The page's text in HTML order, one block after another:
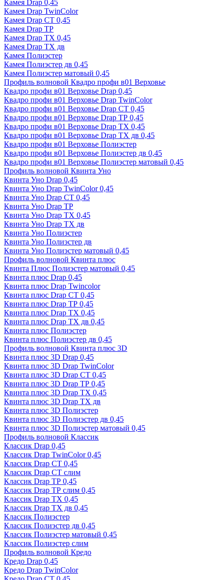
Камея Drap 0,45
Камея Drap TwinColor
Камея Drap СТ 0,45
Камея Drap ТР
Камея Drap ТХ 0,45
Камея Drap ТХ дв
Камея Полиэстер
Камея Полиэстер дв 0,45
Камея Полиэстер матовый 0,45
Профиль волновой Квадро профи в01 Верховье
Квадро профи в01 Верховье Drap 0,45
Квадро профи в01 Верховье Drap TwinColor
Квадро профи в01 Верховье Drap СТ 0,45
Квадро профи в01 Верховье Drap ТР 0,45
Квадро профи в01 Верховье Drap ТХ 0,45
Квадро профи в01 Верховье Drap ТХ дв 0,45
Квадро профи в01 Верховье Полиэстер
Квадро профи в01 Верховье Полиэстер дв 0,45
Квадро профи в01 Верховье Полиэстер матовый 0,45
Профиль волновой Квинта Уно
Квинта Уно Drap 0,45
Квинта Уно Drap TwinColor 0,45
Квинта Уно Drap СТ 0,45
Квинта Уно Drap ТР
Квинта Уно Drap ТХ 0,45
Квинта Уно Drap ТХ дв
Квинта Уно Полиэстер
Квинта Уно Полиэстер дв
Квинта Уно Полиэстер матовый 0,45
Профиль волновой Квинта плюс
Квинта Плюс Полиэстер матовый 0,45
Квинта плюс Drap 0,45
Квинта плюс Drap Twincolor
Квинта плюс Drap СТ 0,45
Квинта плюс Drap ТР 0,45
Квинта плюс Drap ТХ 0,45
Квинта плюс Drap ТХ дв 0,45
Квинта плюс Полиэстер
Квинта плюс Полиэстер дв 0,45
Профиль волновой Квинта плюс 3D
Квинта плюс 3D Drap 0,45
Квинта плюс 3D Drap TwinColor
Квинта плюс 3D Drap СТ 0,45
Квинта плюс 3D Drap ТР 0,45
Квинта плюс 3D Drap ТХ 0,45
Квинта плюс 3D Drap ТХ дв
Квинта плюс 3D Полиэстер
Квинта плюс 3D Полиэстер дв 0,45
Квинта плюс 3D Полиэстер матовый 0,45
Профиль волновой Классик
Классик Drap 0,45
Классик Drap TwinColor 0,45
Классик Drap СТ 0,45
Классик Drap СТ слим
Классик Drap ТР 0,45
Классик Drap ТР слим 0,45
Классик Drap ТХ 0,45
Классик Drap ТХ дв 0,45
Классик Полиэстер
Классик Полиэстер дв 0,45
Классик Полиэстер матовый 0,45
Классик Полиэстер слим
Профиль волновой Кредо
Кредо Drap 0,45
Кредо Drap TwinColor